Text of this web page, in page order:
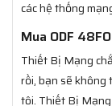
các hệ thống
Mua ODF
Thiết Bị Mạng
rồi, bạn sẽ không
tôi. Thiết Bị